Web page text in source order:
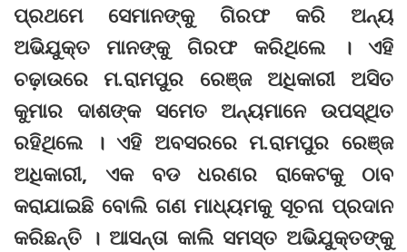
ପ୍ରଥମେ ସେମାନଙ୍କୁ ଗିରଫ କରି ଅନ୍ୟ
ଅଭିଯୁକ୍ତ ମାନଙ୍କୁ ଗିରଫ କରିଥିଲେ । ଏହି
ଚଢ଼ାଉରେ ମ.ରାମପୁର ରେଞ୍ଜ ଅଧିକାରୀ ଅସିତ
କୁମାର ଦାଶଙ୍କ ସମେତ ଅନ୍ୟମାନେ ଉପସ୍ଥିତ
ରହିଥିଲେ । ଏହି ଅବସରରେ ମ.ରାମପୁର ରେଞ୍ଜ
ଅଧିକାରୀ, ଏକ ବଡ ଧରଣର ରାକେଟକୁ ଠାବ
କରାଯାଇଛି ବୋଲି ଗଣ ମାଧ୍ୟମକୁ ସୂଚନା ପ୍ରଦାନ
କରିଛନ୍ତି । ଆସନ୍ତା କାଲି ସମସ୍ତ ଅଭିଯୁକ୍ତଙ୍କୁ